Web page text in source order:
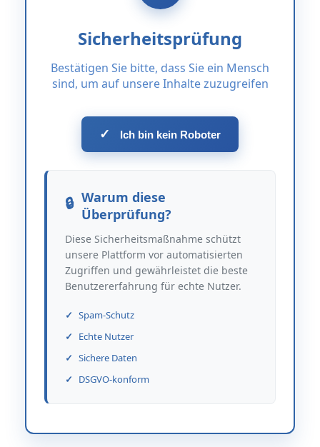
Sicherheitsprüfung
Bestätigen Sie bitte, dass Sie ein Mensch
sind, um auf unsere Inhalte zuzugreifen
✓ Ich bin kein Roboter
Warum diese
Überprüfung?
Diese Sicherheitsmaßnahme schützt
unsere Plattform vor automatisierten
Zugriffen und gewährleistet die beste
Benutzererfahrung für echte Nutzer.
Spam-Schutz
Echte Nutzer
Sichere Daten
DSGVO-konform